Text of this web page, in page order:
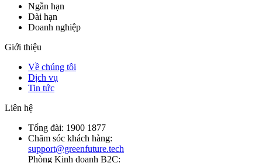
Ngắn hạn
Dài hạn
Doanh nghiệp
Giới thiệu
Về chúng tôi
Dịch vụ
Tin tức
Liên hệ
Tổng đài: 1900 1877
Chăm sóc khách hàng:
support@greenfuture.tech
Phòng Kinh doanh B2C: